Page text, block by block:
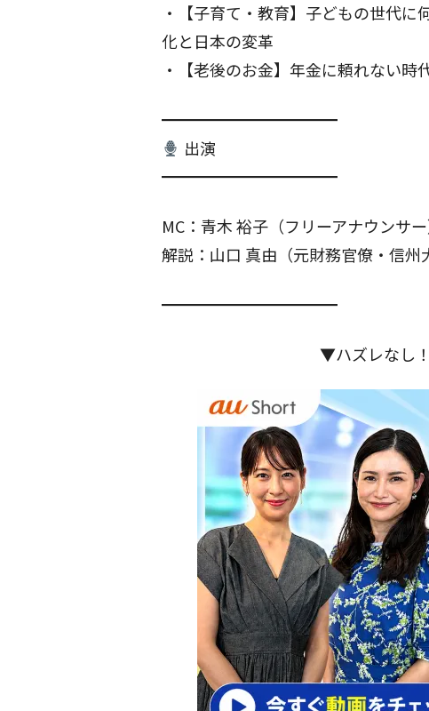
・【子育て・教育】子どもの世代
化と日本の変革
・【老後のお金】年金に頼れない
━━━━━━━━━━━
出演
━━━━━━━━━━━
MC：青木 裕子（フリーアナウンサー
解説：山口 真由（元財務官僚・信州
━━━━━━━━━━━
▼ハズレなし